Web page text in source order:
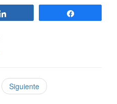
Siguiente